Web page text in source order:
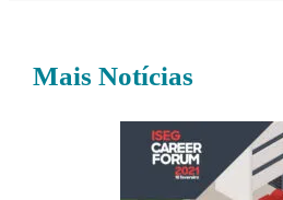
Mais Notícias